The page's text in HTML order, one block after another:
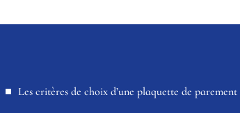
Les critères de choix d’une plaquette de parement